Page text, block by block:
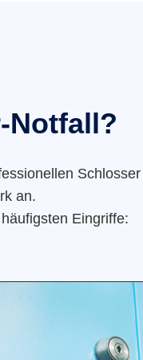
Notfall?
an.
Eingriffe: